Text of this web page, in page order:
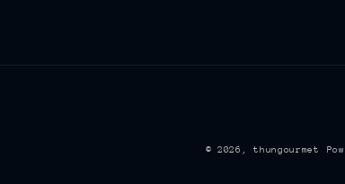
© 2026,thungourmet